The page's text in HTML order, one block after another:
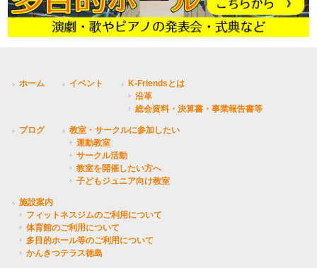
ホーム イベント
K-Friendsとは
沿革
総会資料・決算書・事業報告書等
ブログ
教室・サークルに参加したい
運動教室
サークル活動
教室を開催したい方へ
子どもジュニア向け教室
施設案内
フィットネスジムのご利用について
体育館のご利用について
多目的ホール等のご利用について
かんきつテラス徳島